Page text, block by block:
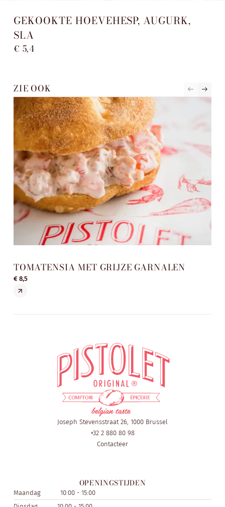
GEKOOKTE HOEVEHESP, AUGURK,
SLA
€ 5,4
ZIE OOK
TOMATENSIA MET GRIJZE GARNALEN
€ 8,5
Joseph Stevensstraat 26, 1000 Brussel
+32 2 880 80 98
Contacteer
OPENINGSTIJDEN
Maandag
10:00 - 15:00